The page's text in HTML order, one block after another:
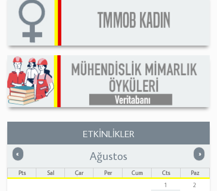
ETKİNLİKLER
« Önceki »
Ağustos
Pts Sal Çar Per Cum Cts
Paz
1
2